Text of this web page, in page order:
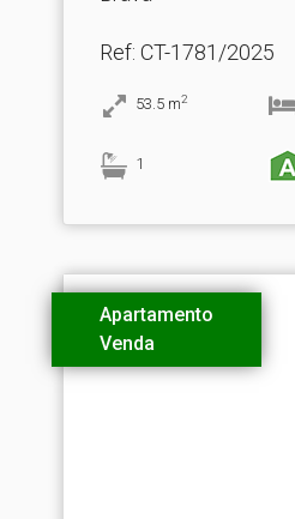
Ref: CT-1781/2025
53.5 m2
1
Apartamento
Venda